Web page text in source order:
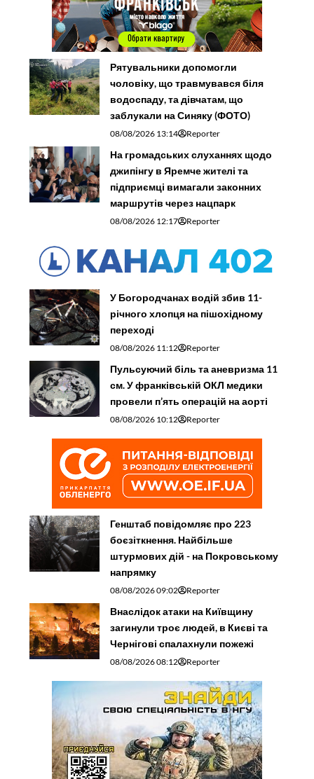
Рятувальники допомогли
чоловіку, що травмувався біля
водоспаду, та дівчатам, що
заблукали на Синяку (ФОТО)
08/08/2026 13:14 Reporter
На громадських слуханнях щодо
джипінгу в Яремче житeлі та
підприємці вимагали законних
маршрутів через нацпарк
08/08/2026 12:17 Reporter
У Богородчанах водій збив 11-
річного хлопця на пішохідному
переході
08/08/2026 11:12 Reporter
Пульсуючий біль та аневризма 11
см. У франківській ОКЛ медики
провели п’ять операцій на аорті
08/08/2026 10:12 Reporter
Генштаб повідомляє про 223
боєзіткнення. Найбільше
штурмових дій - на Покровському
напрямку
08/08/2026 09:02 Reporter
Внаслідок атаки на Київщину
загинули троє людей, в Києві та
Чернігові спалахнули пожежі
08/08/2026 08:12 Reporter